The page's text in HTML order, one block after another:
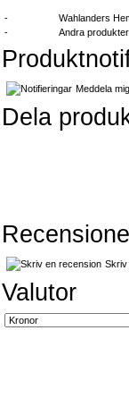
-
Wahlanders
-
Andra produkter
Meddela
Dela
Skriv
Valutor